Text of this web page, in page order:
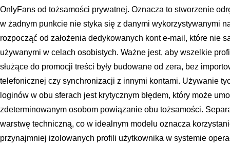
OnlyFans od tożsamości prywatnej. Oznacza to stworzenie
w żadnym punkcie nie styka się z danymi wykorzystywanymi
rozpocząć od założenia dedykowanych kont e-mail, które nie
używanymi w celach osobistych. Ważne jest, aby wszelkie
służące do promocji treści były budowane od zera, bez
telefonicznej czy synchronizacji z innymi kontami. Używanie
loginów w obu sferach jest krytycznym błędem, który może
zdeterminowanym osobom powiązanie obu tożsamości.
warstwę techniczną, co w idealnym modelu oznacza
przynajmniej izolowanych profili użytkownika w systemie